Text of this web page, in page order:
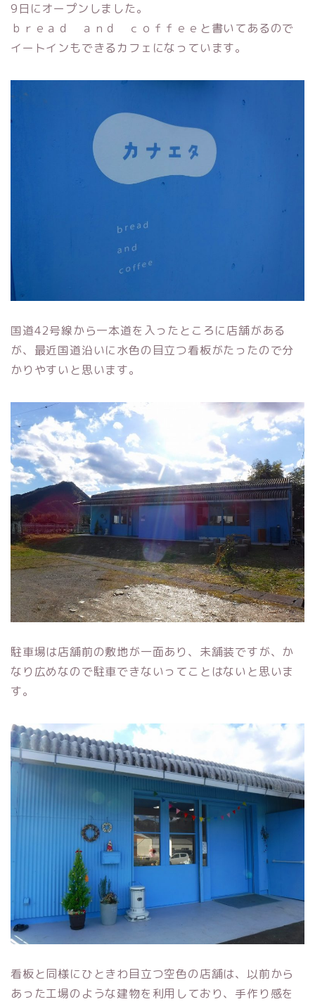
9日にオープンしました。
ｂｒｅａｄ ａｎｄ ｃｏｆｆｅｅと書いてあるので
イートインもできるカフェになっています。
国道42号線から一本道を入ったところに店舗がある
が、最近国道沿いに水色の目立つ看板がたったので分
かりやすいと思います。
駐車場は店舗前の敷地が一面あり、未舗装ですが、か
なり広めなので駐車できないってことはないと思いま
す。
看板と同様にひときわ目立つ空色の店舗は、以前から
あった工場のような建物を利用しており、手作り感を